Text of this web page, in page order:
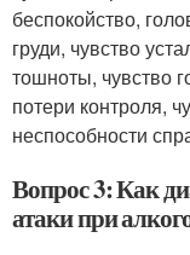
беспокойство,
груди, чувство
тошноты, чувство
потери контроля,
неспособности
Вопрос 3: Как
атаки при